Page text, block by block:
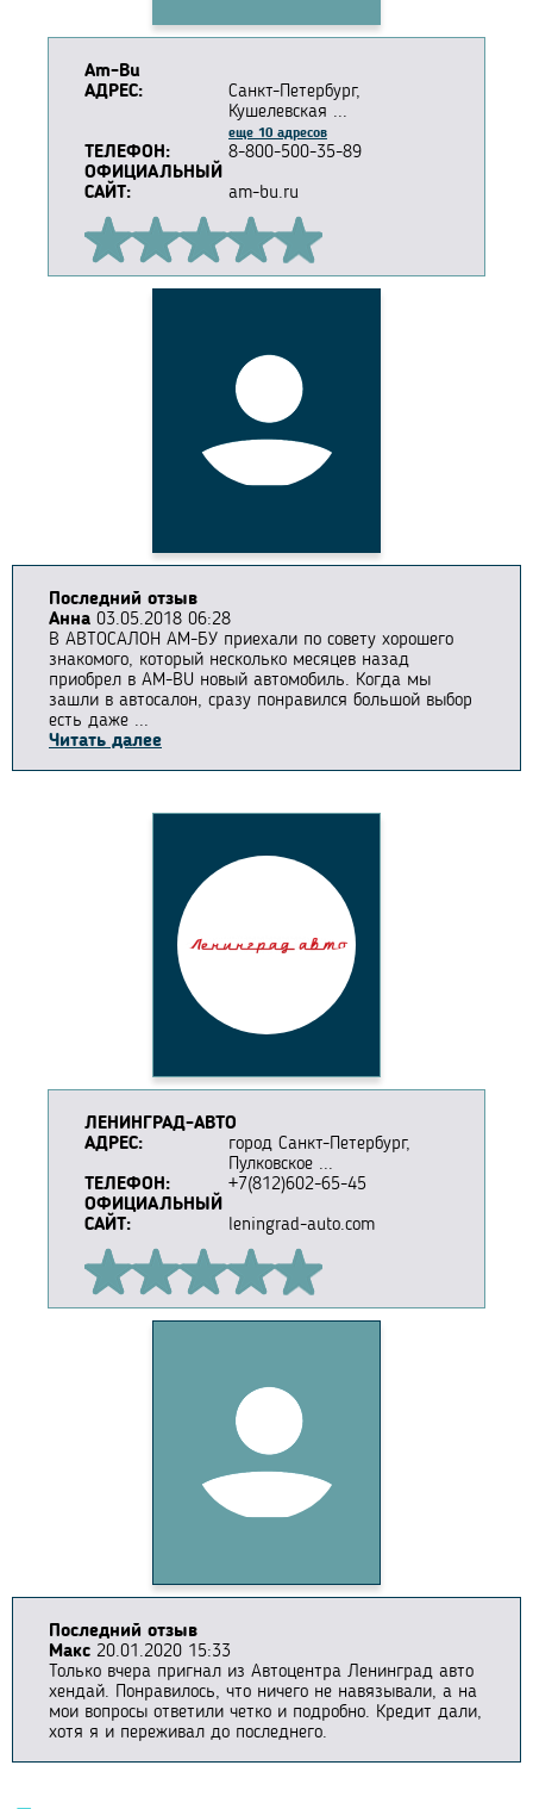
Am-Bu
АДРЕС:
Санкт-Петербург,
Кушелевская ...
еще 10 адресов
ТЕЛЕФОН:
8-800-500-35-89
ОФИЦИАЛЬНЫЙ
САЙТ:
am-bu.ru
Последний отзыв
Анна 03.05.2018 06:28
В АВТОСАЛОН АМ-БУ приехали по совету хорошего
знакомого, который несколько месяцев назад
приобрел в AM-BU новый автомобиль. Когда мы
зашли в автосалон, сразу понравился большой выбор
есть даже ...
Читать далее
ЛЕНИНГРАД-АВТО
АДРЕС:
город Санкт-Петербург,
Пулковское ...
ТЕЛЕФОН:
+7(812)602-65-45
ОФИЦИАЛЬНЫЙ
САЙТ:
leningrad-auto.com
Последний отзыв
Макс 20.01.2020 15:33
Только вчера пригнал из Автоцентра Ленинград авто
хендай. Понравилось, что ничего не навязывали, а на
мои вопросы ответили четко и подробно. Кредит дали,
хотя я и переживал до последнего.